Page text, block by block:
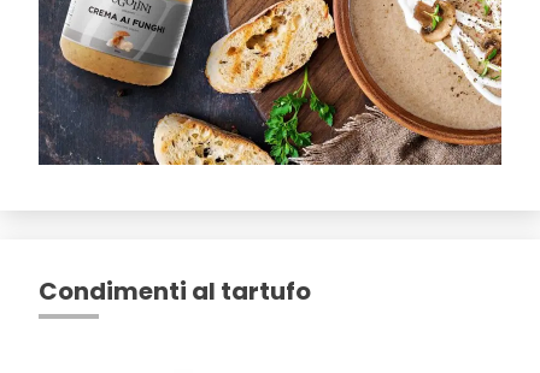
Condimenti al tartufo